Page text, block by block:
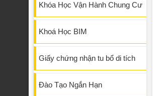
Khóa Học Vận Hành Chung Cư
Khoá Học BIM
Giấy chứng nhận tu bổ di tích
Đào Tạo Ngắn Hạn